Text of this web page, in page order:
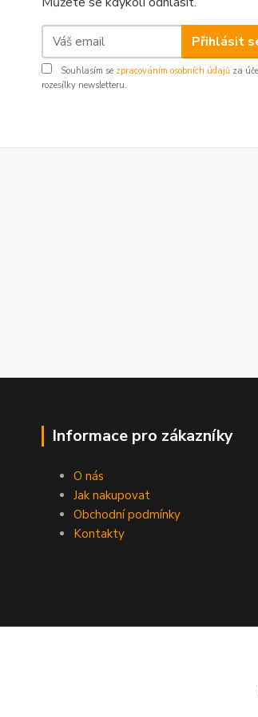
Přihlásit
Souhlasím se zpracováním osobních údajů za
rozesílky newsletteru.
Informace pro zákazníky
O nás
Jak nakupovat
Obchodní podmínky
Kontakty